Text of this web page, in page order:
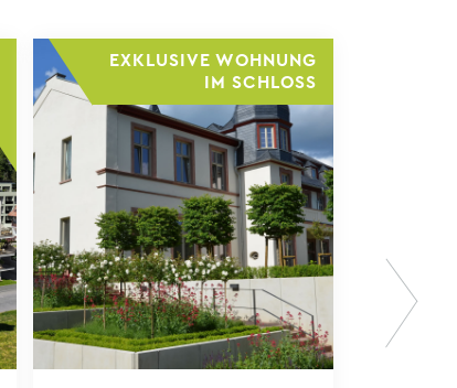
EXKLUSIVE WOHNUNG
IM SCHLOSS
Next